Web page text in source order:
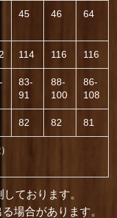
45 46 64
114 116 116
83-
91
88-
100
86-
108
82 82 81
ております。
場合があります。